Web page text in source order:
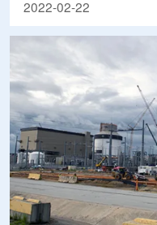
2022-02-22